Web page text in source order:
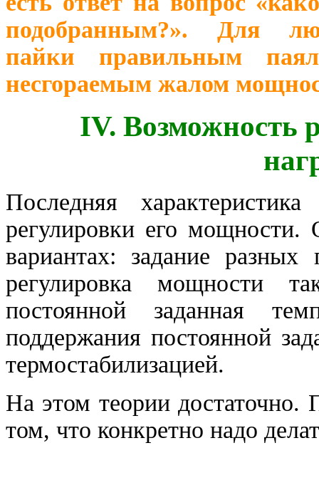
подобранным?». Для
пайки правильным
несгораемым жалом
IV. Возможность
Последняя
регулировки его
вариантах: задание
регулировка мощности
постоянной заданная
поддержания постоянной
термостабилизацией.
На этом теории достаточно.
том, что конкретно надо